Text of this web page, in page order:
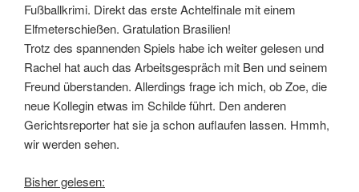
Fußballkrimi. Direkt das erste Achtelfinale mit einem
Elfmeterschießen. Gratulation Brasilien!
Trotz des spannenden Spiels habe ich weiter gelesen und
Rachel hat auch das Arbeitsgespräch mit Ben und seinem
Freund überstanden. Allerdings frage ich mich, ob Zoe, die
neue Kollegin etwas im Schilde führt. Den anderen
Gerichtsreporter hat sie ja schon auflaufen lassen. Hmmh,
wir werden sehen.
Bisher gelesen: